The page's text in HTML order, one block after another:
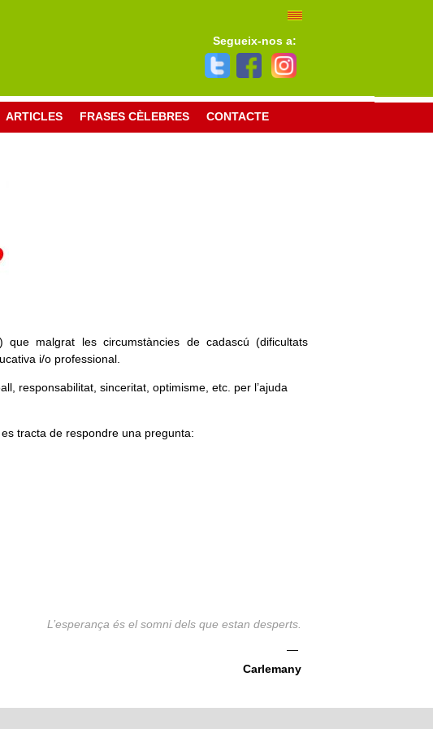
Segueix-nos a:
ARTICLES FRASES CÈLEBRES CONTACTE
malgrat les circumstàncies de cadascú (dificultats
i/o professional.
responsabilitat, sinceritat, optimisme, etc. per l’ajuda
tracta de respondre una pregunta:
L’esperança és el somni dels que estan desperts.
—
Carlemany